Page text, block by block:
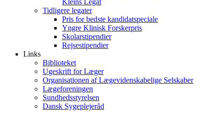
Kleins Legat
Tidligere legater
Pris for bedste kandidatspeciale
Yngre Klinisk Forskerpris
Skolarstipendier
Rejsestipendier
Links
Biblioteket
Ugeskrift for Læger
Organisationen af Lægevidenskabelige Selskaber
Lægeforeningen
Sundhedsstyrelsen
Dansk Sygeplejeråd